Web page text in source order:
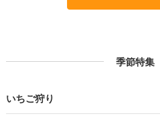
季節特集
いちご狩り